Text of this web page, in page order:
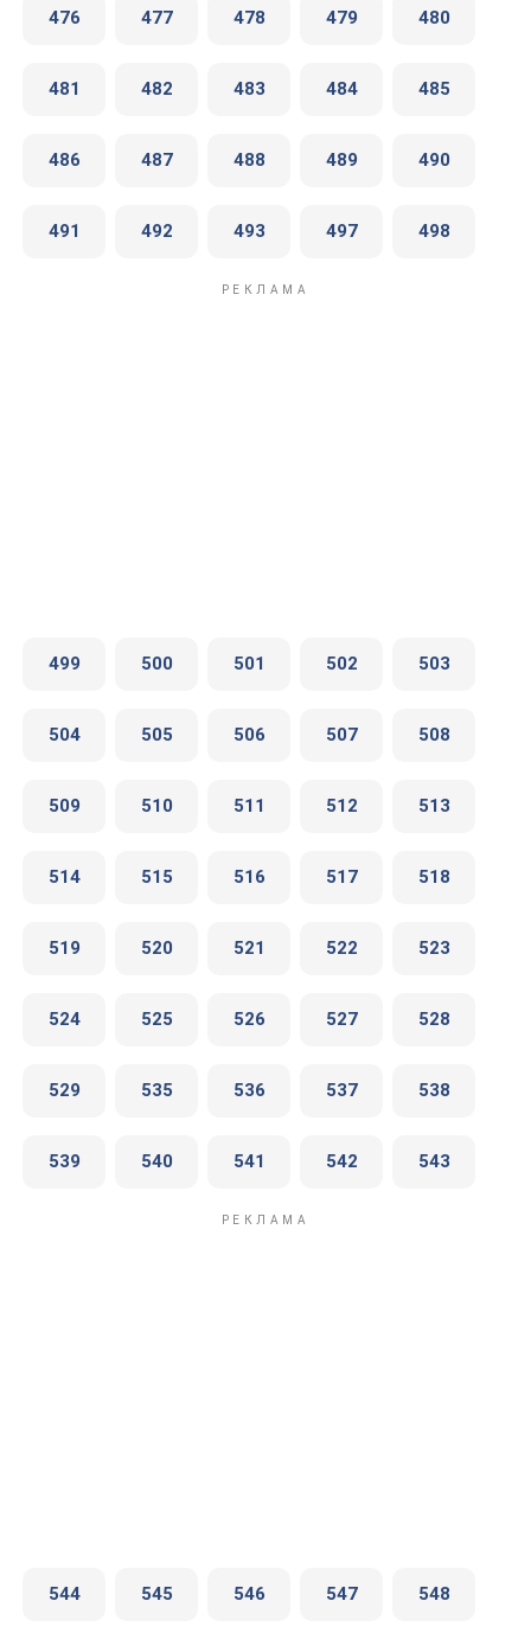
476 477 478 479 480
481 482 483 484 485
486 487 488 489 490
491 492 493 497 498
499 500 501 502 503
504 505 506 507 508
509 510 511 512 513
514 515 516 517 518
519 520 521 522 523
524 525 526 527 528
529 535 536 537 538
539 540 541 542 543
544 545 546 547 548